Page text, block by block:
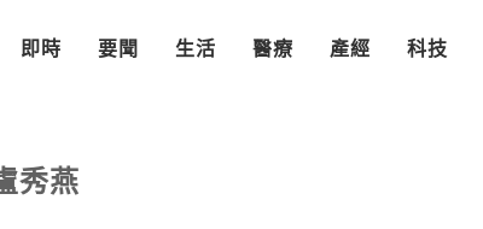
即時 要聞 生活 醫療 產經 科技
秀燕